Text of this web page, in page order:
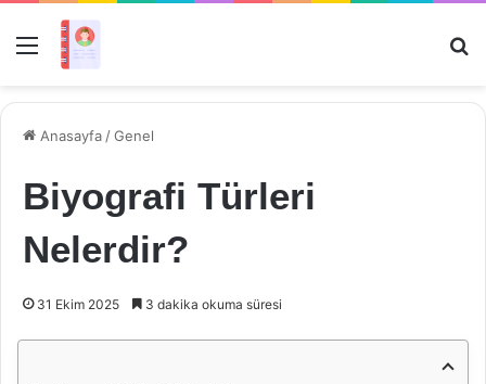
Menü
Anasayfa /Genel
Biyografi Türleri
Nelerdir?
31 Ekim 2025 3 dakika okuma süresi